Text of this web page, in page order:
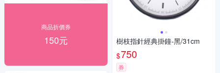
商品折價券
150元
樹枝指針經典掛鐘-黑/31cm
$750
券